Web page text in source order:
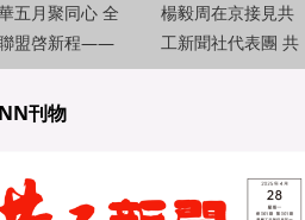
五月聚同心 全
盟啓新程——
峰在京接見共
聞社代
楊毅周在京接見共
工新聞社代表團 共
話國際傳播新篇章
刊物